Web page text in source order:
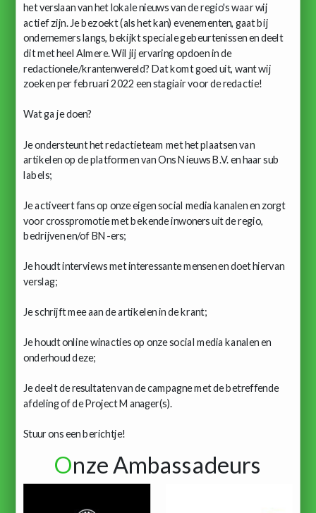
het verslaan van het lokale nieuws van de regio's waar wij
actief zijn. Je bezoekt (als het kan) evenementen, gaat bij
ondernemers langs, bekijkt speciale gebeurtenissen en deelt
dit met heel Almere. Wil jij ervaring opdoen in de
redactionele/krantenwereld? Dat komt goed uit, want wij
zoeken per februari 2022 een stagiair voor de redactie!
Wat ga je doen?
Je ondersteunt het redactieteam met het plaatsen van
artikelen op de platformen van Ons Nieuws B.V. en haar sub
labels;
Je activeert fans op onze eigen social media kanalen en zorgt
voor crosspromotie met bekende inwoners uit de regio,
bedrijven en/of BN-ers;
Je houdt interviews met interessante mensen en doet hiervan
verslag;
Je schrijft mee aan de artikelen in de krant;
Je houdt online winacties op onze social media kanalen en
onderhoud deze;
Je deelt de resultaten van de campagne met de betreffende
afdeling of de Project Manager(s).
Stuur ons een berichtje!
Onze Ambassadeurs